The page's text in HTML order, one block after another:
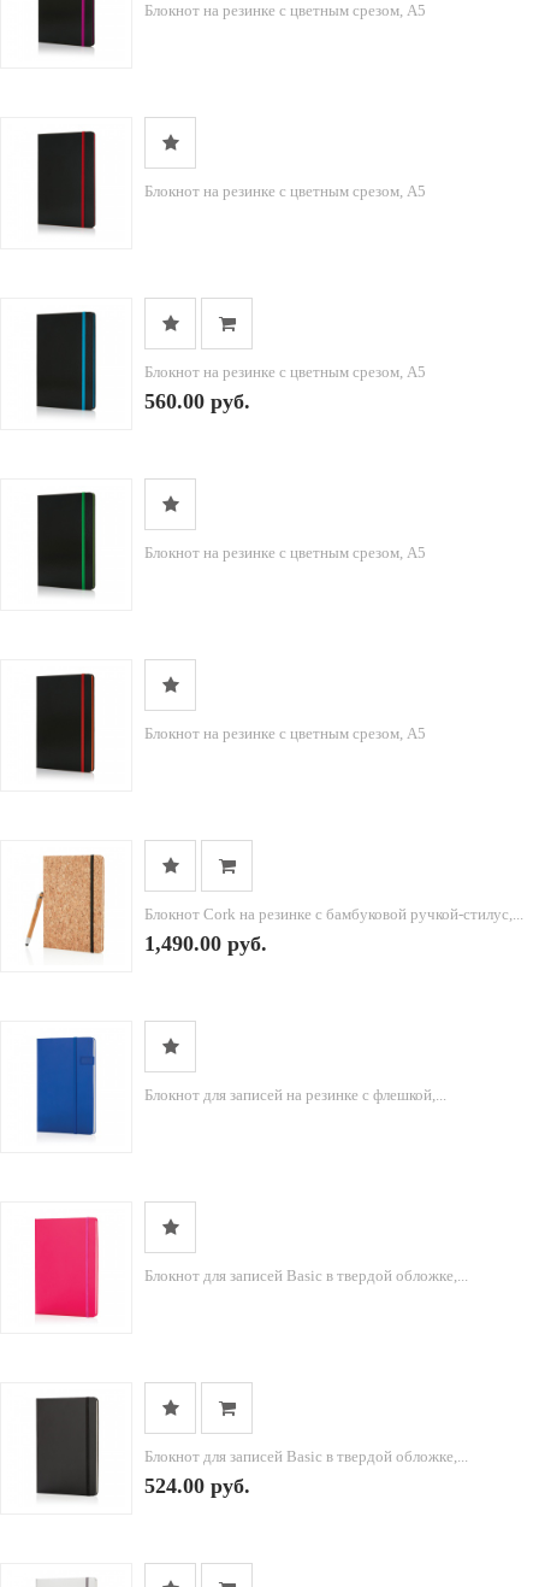
Блокнот на резинке с цветным срезом, А5
Блокнот на резинке с цветным срезом, А5
Блокнот на резинке с цветным срезом, А5
560.00 руб.
Блокнот на резинке с цветным срезом, А5
Блокнот на резинке с цветным срезом, А5
Блокнот Cork на резинке с бамбуковой ручкой-стилус,...
1,490.00 руб.
Блокнот для записей на резинке с флешкой,...
Блокнот для записей Basic в твердой обложке,...
Блокнот для записей Basic в твердой обложке,...
524.00 руб.